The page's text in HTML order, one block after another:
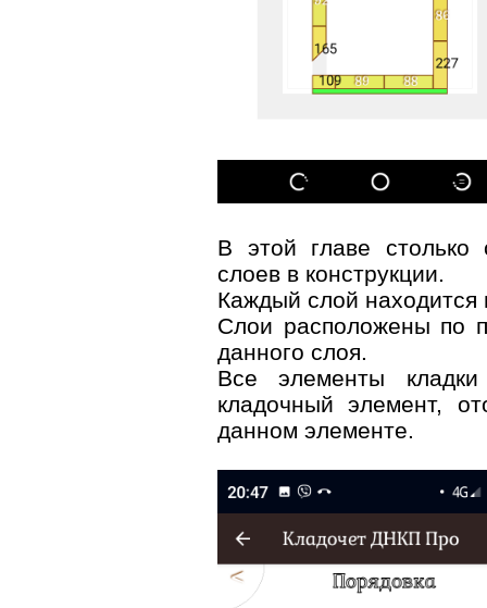
В этой главе столько
слоев в конструкции.
Каждый слой находится
Слои расположены по
данного слоя.
Все элементы
кладочный элемент,
данном элементе.